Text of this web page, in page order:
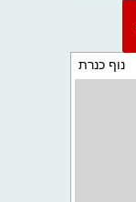
נוף כנרת